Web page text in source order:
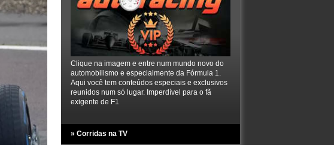
Clique na imagem e entre num mundo novo do
automobilismo e especialmente da Fórmula 1.
Aqui você tem conteúdos especiais e exclusivos
reunidos num só lugar. Imperdível para o fã
exigente de F1
» Corridas na TV